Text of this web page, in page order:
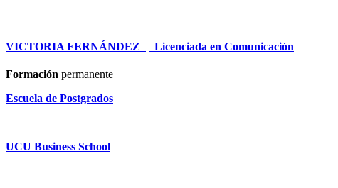
VICTORIA FERNÁNDEZ Licenciada en Comunicación
Formación permanente
Escuela de Postgrados
UCU Business School